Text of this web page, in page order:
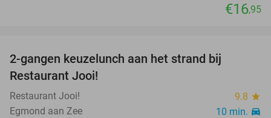
€16,95
2-gangen keuzelunch aan het strand bij
Restaurant Jooi!
Restaurant Jooi! 9.8 star
Egmond aan Zee 10 min. directions_car